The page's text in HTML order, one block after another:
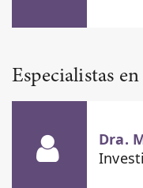
Especialistas
Dra.